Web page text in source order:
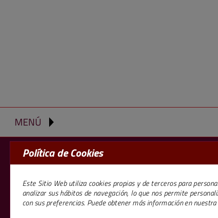
MENÚ
NUESTRAS PROMOCIONES
Barcelona
Barcelona
El Prat del Llobregat
El Cañaveral
Los Berrocales
gestión
aviso
Política de Cookies
Este Sitio Web utiliza cookies propias y de terceros para
analizar sus hábitos de navegación, lo que nos permite
con sus preferencias. Puede obtener más información en nuestra